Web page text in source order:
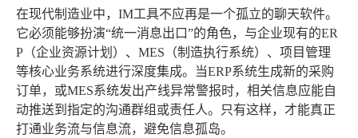
在现代制造业中，IM工具不应再是一个孤立的聊天软件。
它必须能够扮演“统一消息出口”的角色，与企业现有的ER
P（企业资源计划）、MES（制造执行系统）、项目管理
等核心业务系统进行深度集成。当ERP系统生成新的采购
订单，或MES系统发出产线异常警报时，相关信息应能自
动推送到指定的沟通群组或责任人。只有这样，才能真正
打通业务流与信息流，避免信息孤岛。